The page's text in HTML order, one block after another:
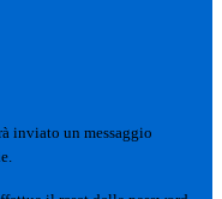
inviato un messaggio